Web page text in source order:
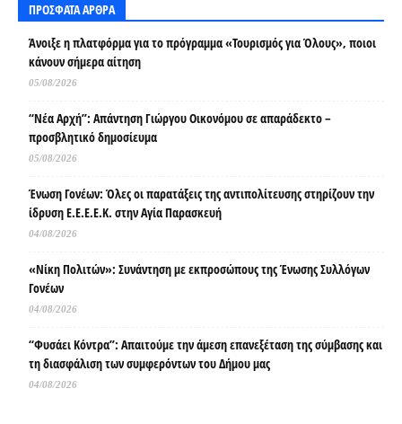
ΠΡΟΣΦΑΤΑ ΑΡΘΡΑ
Άνοιξε η πλατφόρμα για το πρόγραμμα «Τουρισμός για Όλους», ποιοι
κάνουν σήμερα αίτηση
05/08/2026
“Νέα Αρχή”: Απάντηση Γιώργου Οικονόμου σε απαράδεκτο –
προσβλητικό δημοσίευμα
05/08/2026
Ένωση Γονέων: Όλες οι παρατάξεις της αντιπολίτευσης στηρίζουν την
ίδρυση Ε.Ε.Ε.Ε.Κ. στην Αγία Παρασκευή
04/08/2026
«Νίκη Πολιτών»: Συνάντηση με εκπροσώπους της Ένωσης Συλλόγων
Γονέων
04/08/2026
“Φυσάει Κόντρα”: Απαιτούμε την άμεση επανεξέταση της σύμβασης και
τη διασφάλιση των συμφερόντων του Δήμου μας
04/08/2026